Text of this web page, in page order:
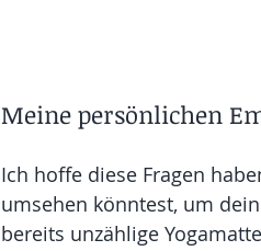
Meine persönlichen
Ich hoffe diese Fragen
umsehen könntest, um
bereits unzählige